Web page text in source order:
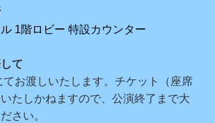
1階ロビー 特設カウンター
て
てお渡しいたします。チケット（座席
たしかねますので、公演終了まで大
さい。